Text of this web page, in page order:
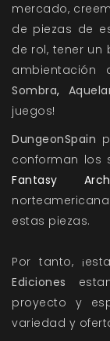
mercado,
de piezas de
de rol, tener un
Sombra,
juegos!
DungeonSpain
conforman los
Fantasy
estas piezas.
Por tanto,
Ediciones
proyecto y
variedad y